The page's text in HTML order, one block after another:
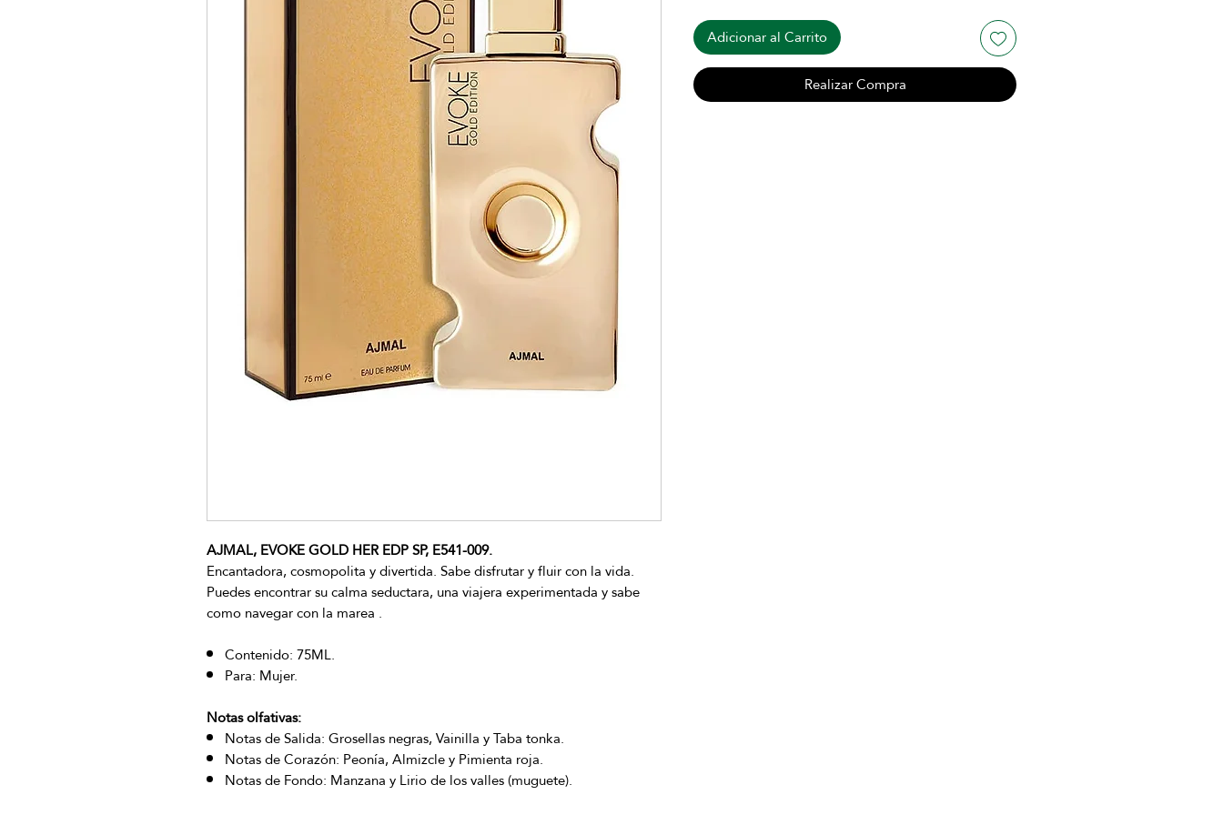
AJMAL, EVOKE GOLD HER EDP SP, E541-009.
Encantadora, cosmopolita y divertida. Sabe disfrutar y fluir con la vida.
Puedes encontrar su calma seductara, una viajera experimentada y sabe
como navegar con la marea .
Contenido: 75ML.
Para: Mujer.
Notas olfativas:
Notas de Salida: Grosellas negras, Vainilla y Taba tonka.
Notas de Corazón: Peonía, Almizcle y Pimienta roja.
Notas de Fondo: Manzana y Lirio de los valles (muguete).
Adicionar al Carrito
Realizar Compra